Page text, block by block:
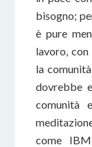
bisogno;
è pure
lavoro,
la
dovrebbe
comunità
come